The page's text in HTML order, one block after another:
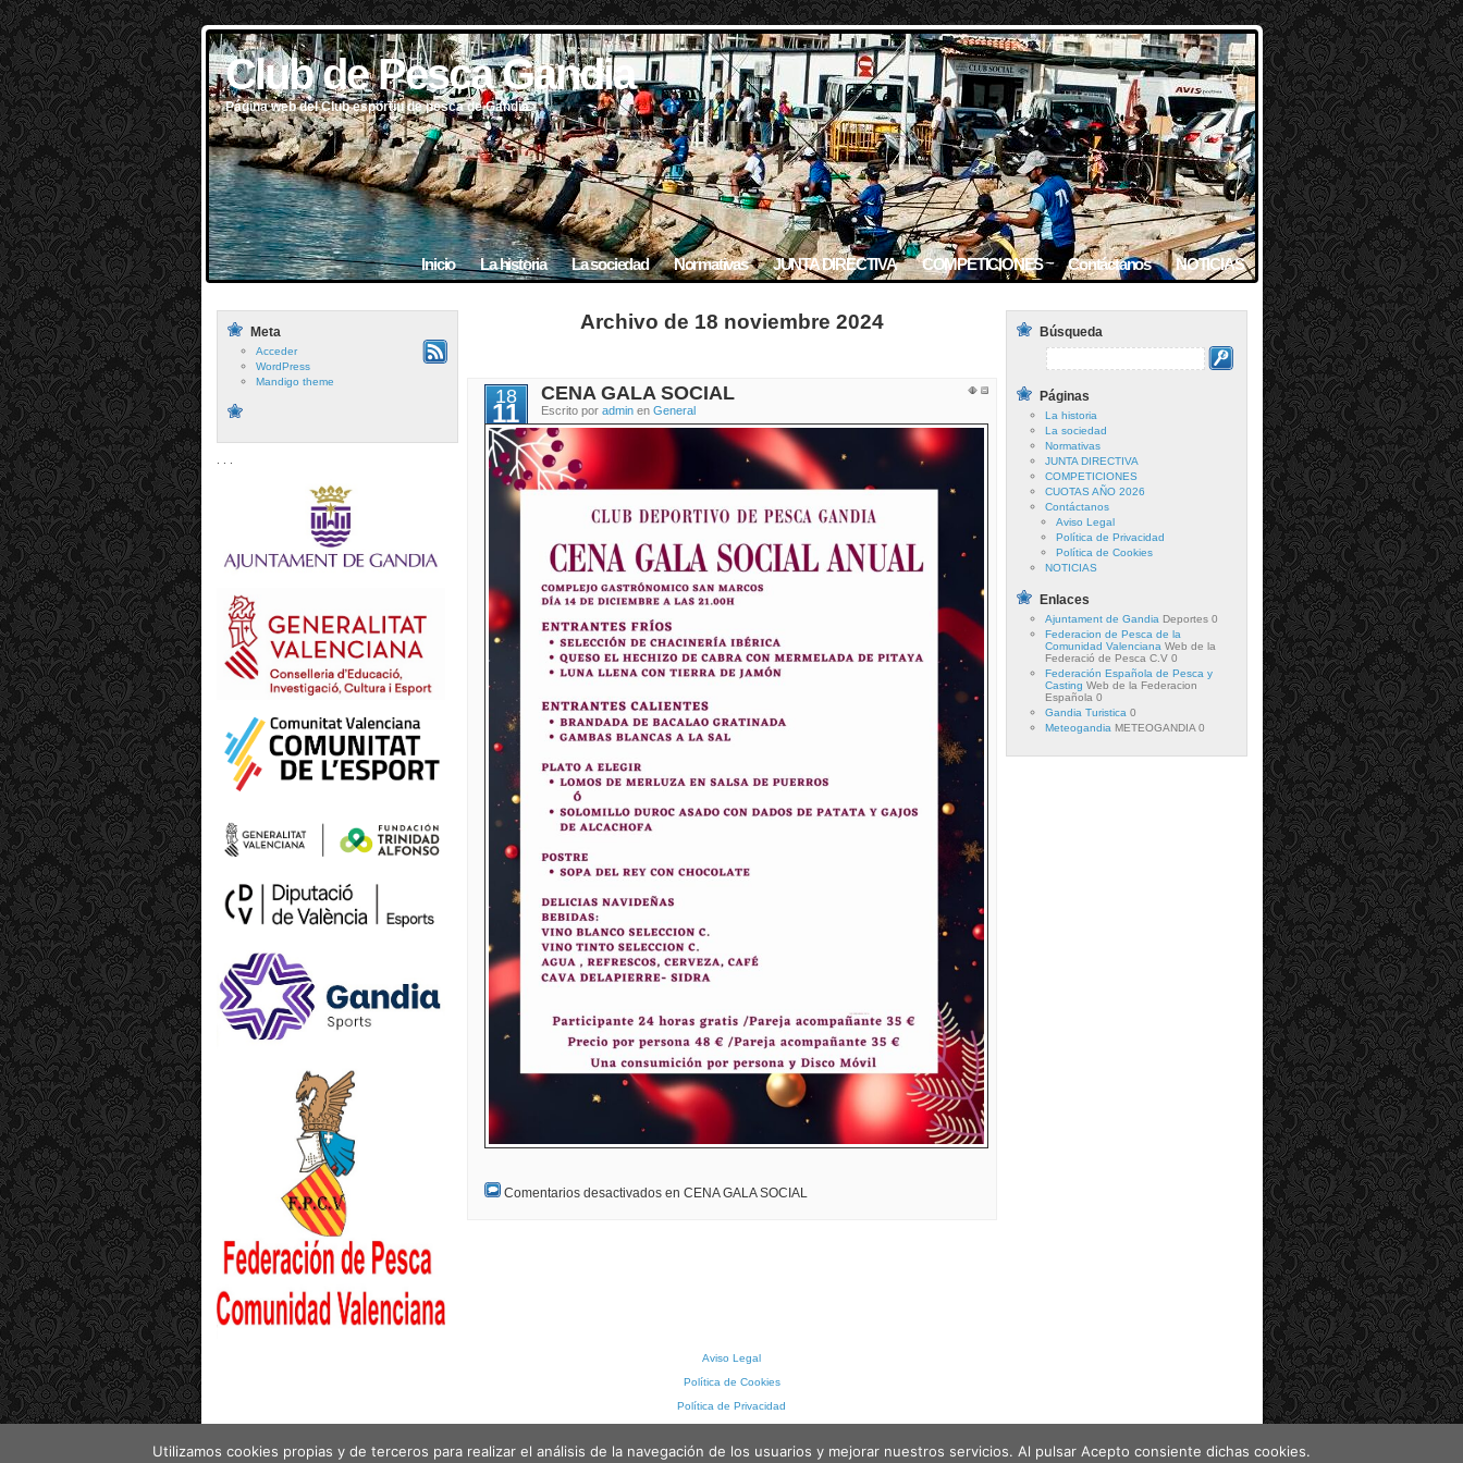
Club de Pesca Gandia
Página web del Club esportiu de pesca de Gandia
Inicio La historia La sociedad Normativas JUNTA DIRECTIVA COMPETICIONES Contáctanos NOTICIAS
Meta
Acceder
WordPress
Mandigo theme
Archivo de 18 noviembre 2024
18
11
2024
CENA GALA SOCIAL
Escrito poradmin enGeneral
Comentarios desactivadosen CENA GALA SOCIAL
Búsqueda
Páginas
La historia
La sociedad
Normativas
JUNTA DIRECTIVA
COMPETICIONES
CUOTAS AÑO 2026
Contáctanos
Aviso Legal
Política de Privacidad
Política de Cookies
NOTICIAS
Enlaces
Ajuntament de Gandia Deportes 0
Federacion de Pesca de la
Comunidad Valenciana Web de la
Federació de Pesca C.V 0
Federación Española de Pesca y
Casting Web de la Federacion
Española 0
Gandia Turistica 0
Meteogandia METEOGANDIA 0
Aviso Legal
Política de Cookies
Política de Privacidad
Entradas (RSS)y Comentarios (RSS).
Utilizamos cookies propias y de terceros para realizar el análisis de la navegación de los usuarios y mejorar nuestros servicios. Al pulsar Acepto consiente dichas cookies.